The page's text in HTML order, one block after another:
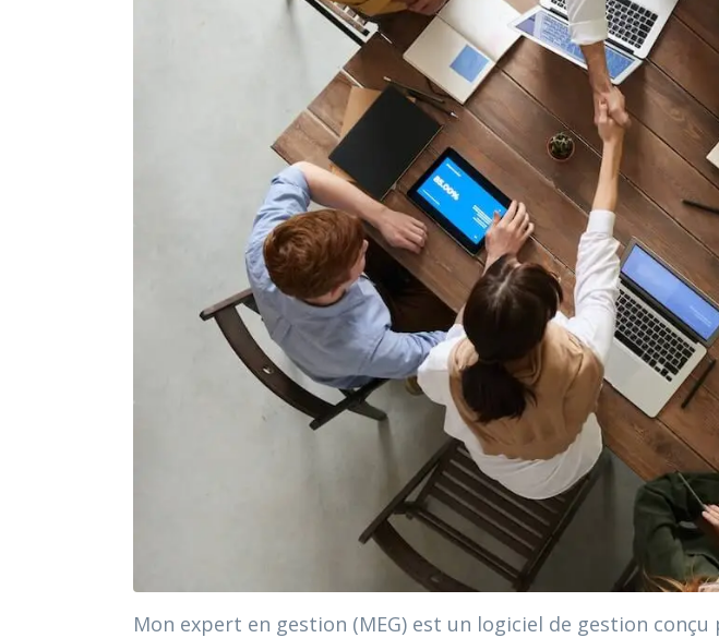
Mon expert en gestion (MEG) est un logiciel de gestion